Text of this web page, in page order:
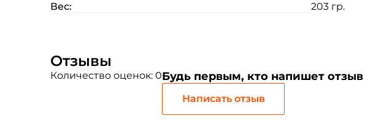
Вес:
203 гр.
Отзывы
Количество оценок: 0Будь первым, кто напишет отзыв
Написать отзыв